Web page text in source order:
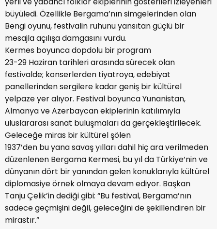
büyüledi. Özellikle Bergama’nın simgelerinden olan
Bengi oyunu, festivalin ruhunu yansıtan güçlü bir
mesajla açılışa damgasını vurdu.
Kermes boyunca dopdolu bir program
23-29 Haziran tarihleri arasında sürecek olan
festivalde; konserlerden tiyatroya, edebiyat
panellerinden sergilere kadar geniş bir kültürel
yelpaze yer alıyor. Festival boyunca Yunanistan,
Almanya ve Azerbaycan ekiplerinin katılımıyla
uluslararası sanat buluşmaları da gerçekleştirilecek.
Geleceğe miras bir kültürel şölen
1937’den bu yana savaş yılları dahil hiç ara verilmeden
düzenlenen Bergama Kermesi, bu yıl da Türkiye’nin ve
dünyanın dört bir yanından gelen konuklarıyla kültürel
diplomasiye örnek olmaya devam ediyor. Başkan
Tanju Çelik’in dediği gibi: “Bu festival, Bergama’nın
sadece geçmişini değil, geleceğini de şekillendiren bir
mirastır.”